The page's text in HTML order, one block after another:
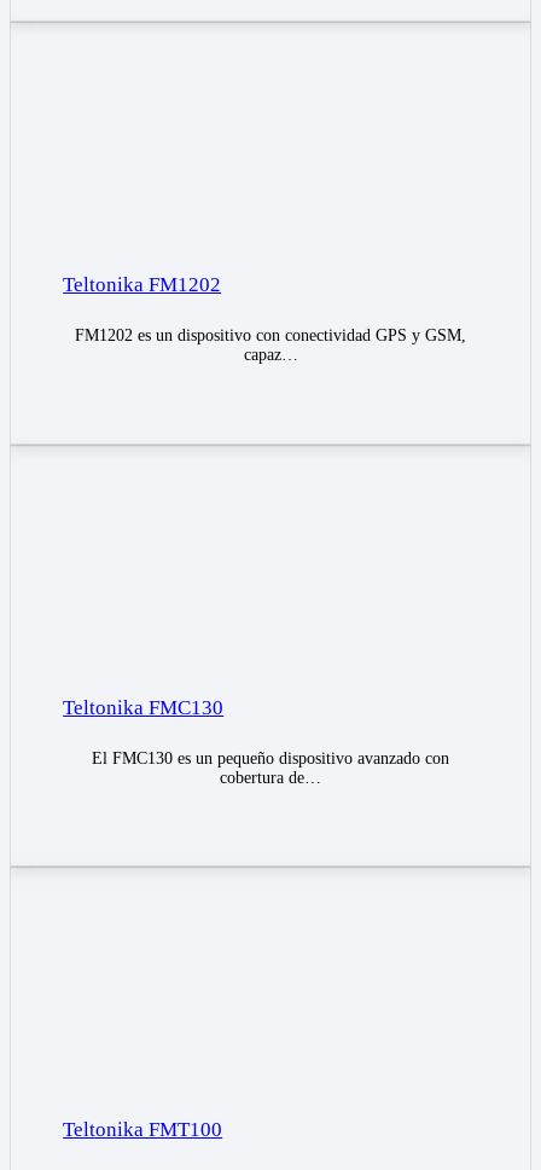
Teltonika FM1202
FM1202 es un dispositivo con conectividad GPS y GSM,
capaz…
Teltonika FMC130
El FMC130 es un pequeño dispositivo avanzado con
cobertura de…
Teltonika FMT100